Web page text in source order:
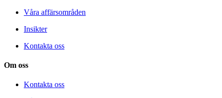
Våra affärsområden
Insikter
Kontakta oss
Om oss
Kontakta oss